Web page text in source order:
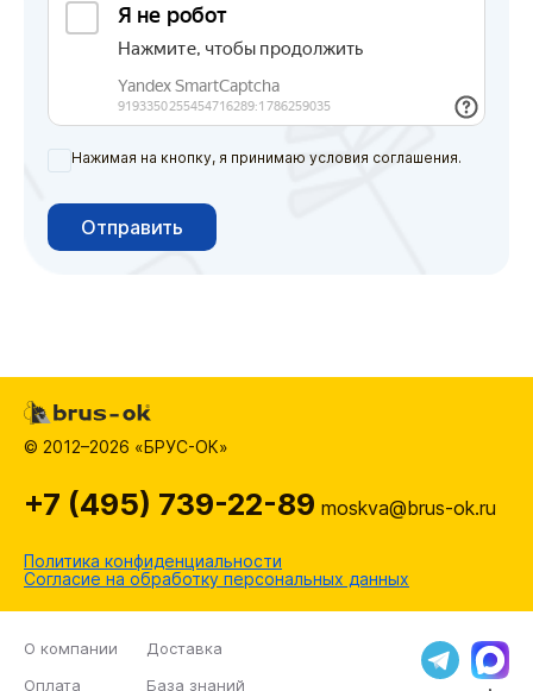
Нажимая на кнопку, я принимаю условия соглашения.
Отправить
© 2012–2026 «БРУС-ОК»
Политика конфиденциальности
Согласие на обработку персональных данных
+7 (495) 739-22-89 moskva@brus-ok.ru
О компании
Доставка
Оплата
База знаний